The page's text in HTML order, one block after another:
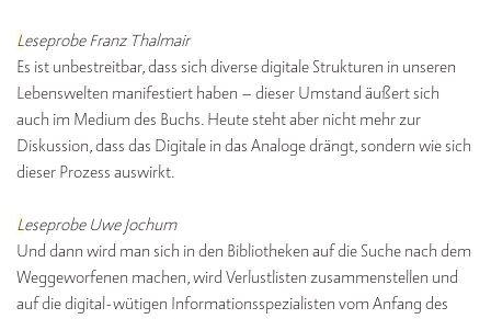
Leseprobe Franz Thalmair
Es ist unbestreitbar, dass sich diverse digitale Strukturen in unseren
Lebenswelten manifestiert haben – dieser Umstand äußert sich
auch im Medium des Buchs. Heute steht aber nicht mehr zur
Diskussion, dass das Digitale in das Analoge drängt, sondern wie sich
dieser Prozess auswirkt.
Leseprobe Uwe Jochum
Und dann wird man sich in den Bibliotheken auf die Suche nach dem
Weggeworfenen machen, wird Verlustlisten zusammenstellen und
auf die digital-wütigen Informationsspezialisten vom Anfang des